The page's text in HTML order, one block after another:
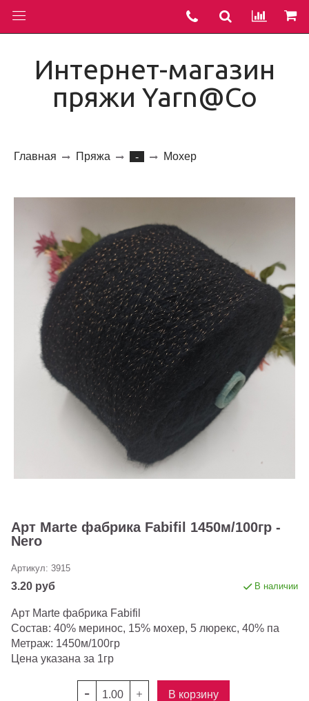
Интернет-магазин
пряжи Yarn@Co
Главная Пряжа - Мохер
Арт Marte фабрика Fabifil 1450м/100гр -
Nero
Артикул: 3915
3.20 руб В наличии
Арт Marte фабрика Fabifil
Состав: 40% меринос, 15% мохер, 5 люрекс, 40% па
Метраж: 1450м/100гр
Цена указана за 1гр
В корзину